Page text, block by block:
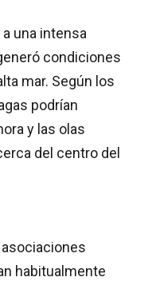
una intensa
condiciones
mar. Según los
podrían
y las olas
del centro del
habitualmente